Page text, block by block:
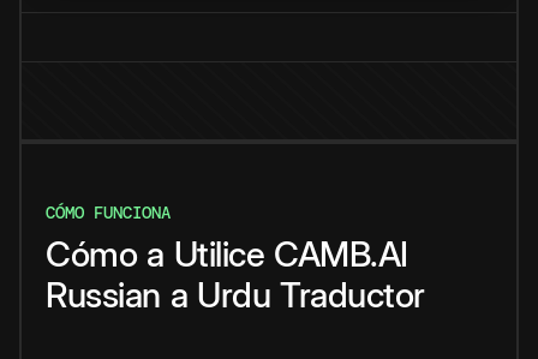
CÓMO FUNCIONA
Cómo a Utilice CAMB.AI
Russian a Urdu Traductor